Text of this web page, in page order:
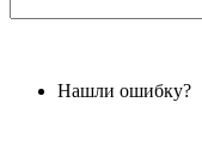
Нашли ошибку?